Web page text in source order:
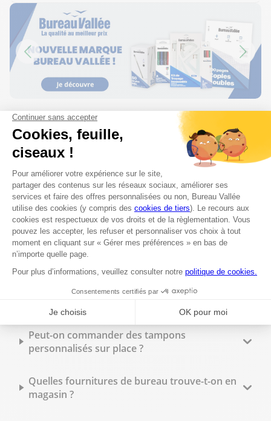
Les questions les plus fréquentes
Proposez-vous un service d'impression dans le
Est-il possible de faire des photocopies en
magasin ?
Peut-on faire imprimer des flyers à Bureau
Vallée dans le département Loire-Atlantique ?
Quels types de reliure sont disponibles en
Peut-on commander des tampons
personnalisés sur place ?
Quelles fournitures de bureau trouve-t-on en
magasin ?